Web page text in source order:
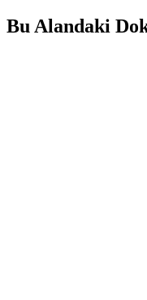
Bu Alandaki